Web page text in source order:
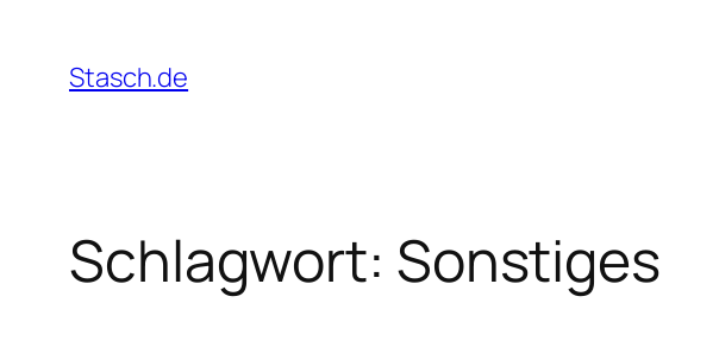
Inhalt
springen
Stasch.de
Schlagwort: Sonstiges